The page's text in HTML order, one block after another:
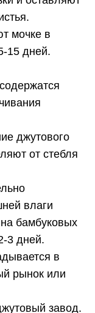
мочке в
15 дней.
джутового
от стебля
влаги
бамбуковых
3 дней.
в
рынок или
завод.